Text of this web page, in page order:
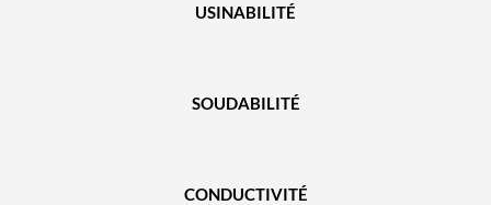
USINABILITÉ
SOUDABILITÉ
CONDUCTIVITÉ